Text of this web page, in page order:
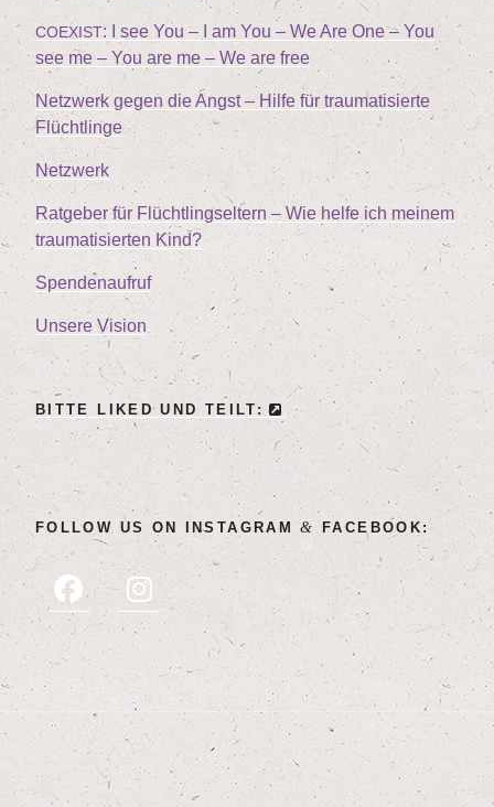
COEXIST: I see You – I am You – We Are One – You
see me – You are me – We are free
Netz­werk gegen die Angst – Hil­fe für trau­ma­ti­sier­te
Flüchtlinge
Netz­werk
Rat­ge­ber für Flücht­lings­el­tern – Wie hel­fe ich mei­nem
trau­ma­ti­sier­ten Kind?
Spen­den­auf­ruf
Unse­re Vision
BIT­TE LIK­ED UND TEILT:
FOL­LOW US ON INSTA­GRAM& FACEBOOK: